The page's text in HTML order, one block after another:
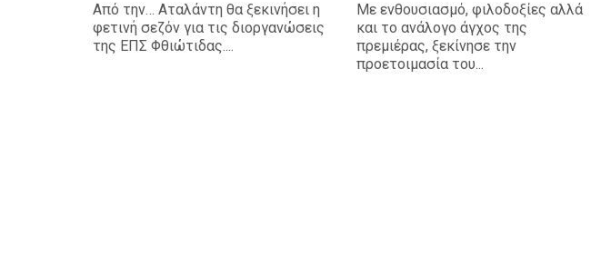
Από την… Αταλάντη θα ξεκινήσει η
φετινή σεζόν για τις διοργανώσεις
της ΕΠΣ Φθιώτιδας....
Με ενθουσιασμό, φιλοδοξίες αλλά
και το ανάλογο άγχος της
πρεμιέρας, ξεκίνησε την
προετοιμασία του...